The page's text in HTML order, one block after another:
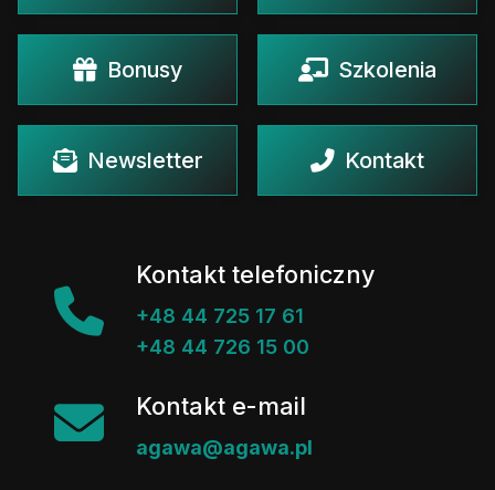
Bonusy Szkolenia
Newsletter Kontakt
Kontakt telefoniczny
+48 44 725 17 61
+48 44 726 15 00
Kontakt e-mail
agawa@agawa.pl